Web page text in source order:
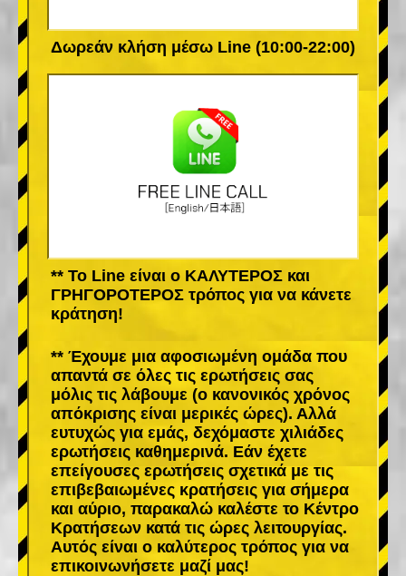
Δωρεάν κλήση μέσω Line (10:00-22:00)
** Το Line είναι ο ΚΑΛΥΤΕΡΟΣ και
ΓΡΗΓΟΡΟΤΕΡΟΣ τρόπος για να κάνετε
κράτηση!
** Έχουμε μια αφοσιωμένη ομάδα που
απαντά σε όλες τις ερωτήσεις σας
μόλις τις λάβουμε (ο κανονικός χρόνος
απόκρισης είναι μερικές ώρες). Αλλά
ευτυχώς για εμάς, δεχόμαστε χιλιάδες
ερωτήσεις καθημερινά. Εάν έχετε
επείγουσες ερωτήσεις σχετικά με τις
επιβεβαιωμένες κρατήσεις για σήμερα
και αύριο, παρακαλώ καλέστε το Κέντρο
Κρατήσεων κατά τις ώρες λειτουργίας.
Αυτός είναι ο καλύτερος τρόπος για να
επικοινωνήσετε μαζί μας!